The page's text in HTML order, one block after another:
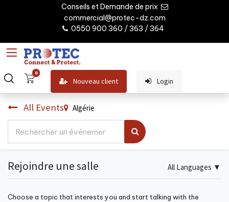
Conseils et Demande de prix
commercial@protec-dz.com
0550 900 360 / 363 / 364
0
Nouveau client Login
All Events Algérie
Rejoindre une salle All Languages ▼
Choose a topic that interests you and start talking with the